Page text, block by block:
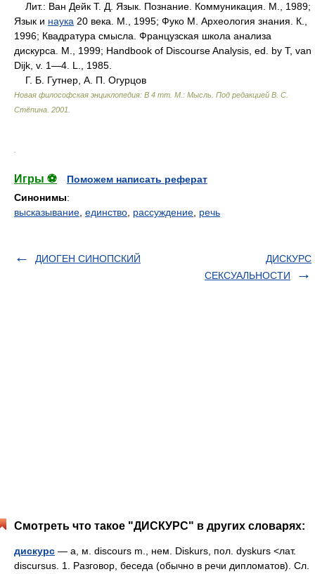
Лит.: Ван Дейк Т. Д. Язык. Познание. Коммуникация. М., 1989;
Язык и наука 20 века. М., 1995; Фуко М. Археология знания. К.,
1996; Квадратура смысла. Французская школа анализа
дискурса. М., 1999; Handbook of Discourse Analysis, ed. by T, van
Dijk, v. 1—4. L., 1985.
Г. Б. Гутнер, А. П. Огурцов
Новая философская энциклопедия: В 4 тт. М.: Мысль Под редакцией В. С.
Стёпина 2001
Игры ⚽
Поможем написать реферат
Синонимы:
высказывание единство рассуждение речь
ДИОГЕН СИНОПСКИЙ
ДИСКУРС
СЕКСУАЛЬНОСТИ
Смотреть что такое "ДИСКУРС" в других словарях:
дискурс — а, м. discours m., нем. Diskurs, пол. dyskurs <лат.
discursus. 1. Разговор, беседа (обычно в речи дипломатов). Сл.